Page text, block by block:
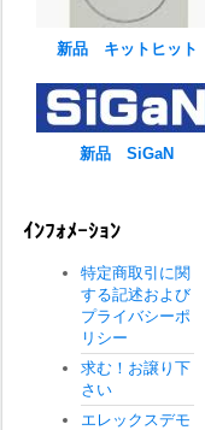
新品 キットヒット
新品 SiGaN
ｲﾝﾌｫﾒｰｼｮﾝ
特定商取引に関
する記述および
プライバシーポ
リシー
求む！お譲り下
さい
エレックスデモ